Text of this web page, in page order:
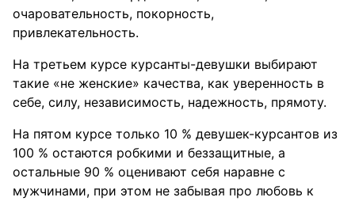
очаровательность, покорность,
привлекательность.
На третьем курсе курсанты-девушки выбирают
такие «не женские» качества, как уверенность в
себе, силу, независимость, надежность, прямоту.
На пятом курсе только 10 % девушек-курсантов из
100 % остаются робкими и беззащитные, а
остальные 90 % оценивают себя наравне с
мужчинами, при этом не забывая про любовь к